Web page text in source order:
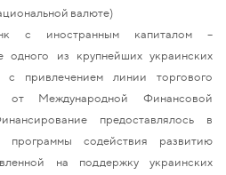
валюте)
с иностранным капиталом –
одного из крупнейших украинских
привлечением линии торгового
от Международной Финансовой
предоставлялось в
программы содействия развитию
на поддержку украинских